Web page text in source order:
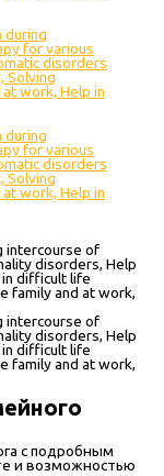
с подробным
и возможностью